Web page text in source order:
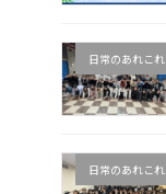
日常のあれこれ
日常のあれこれ